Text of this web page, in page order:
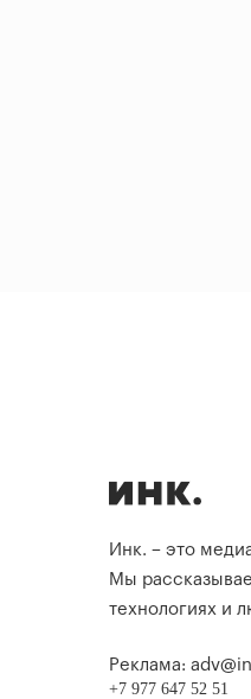
Инк. – это
Мы
технологиях и
Реклама:
+7 977 647 52 51